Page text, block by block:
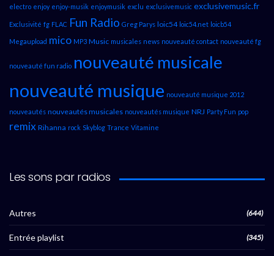
electro enjoy enjoy-musik enjoymusik exclu exclusivemusic exclusivemusic.fr
Exclusivité fg FLAC Fun Radio Greg Parys loic54 loic54.net loicb54
Megaupload mico MP3 Music musicales news nouveauté contact nouveauté fg
nouveauté fun radio nouveauté musicale
nouveauté musique nouveauté musique 2012
nouveautés nouveautés musicales nouveautés musique NRJ Party Fun pop
remix Rihanna rock Skyblog Trance Vitamine
Les sons par radios
Autres (644)
Entrée playlist (345)